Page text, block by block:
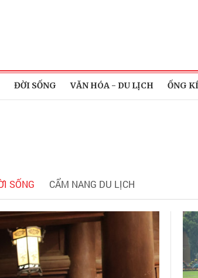
ĐỜI SỐNG VĂN HÓA - DU LỊCH ỐNG
SỐNG CẨM NANG DU LỊCH